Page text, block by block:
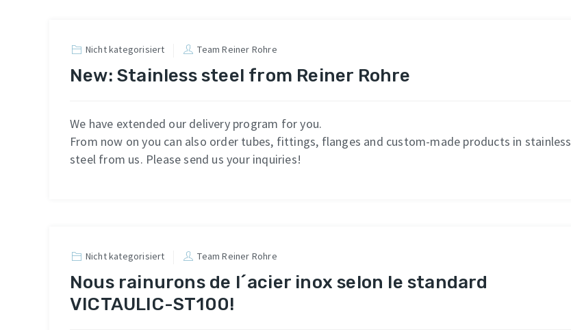
Nicht kategorisiert Team Reiner Rohre
New: Stainless steel from Reiner Rohre
We have extended our delivery program for you.
From now on you can also order tubes, fittings, flanges and custom-made products in stainless
steel from us. Please send us your inquiries!
Nicht kategorisiert Team Reiner Rohre
Nous rainurons de l´acier inox selon le standard
VICTAULIC-ST100!